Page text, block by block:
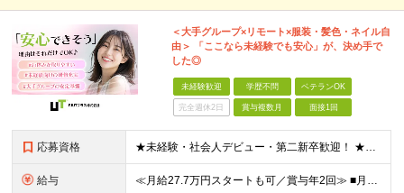
＜大手グループ×リモート×服装・髪色・ネイル自
由＞ 「ここなら未経験でも安心」が、決め手で
した◎
未経験歓迎 学歴不問 ベテランOK
完全週休2日 賞与複数月 面接1回
応募資格 ★未経験・社会人デビュー・第二新卒歓迎！ ★フリーターやブランクのある方も大歓迎！ ★20～40代幅広く活躍中 ■学歴不問 ＼こんな方にピッタリ／ --------------------- □ 正
給与 ≪月給27.7万円スタートも可／賞与年2回≫ ■月給21万円～27.7万円＋各種手当＋賞与年2回 ※給与は勤務地に応じて変更します ※年齢や経験・スキルなどを考慮して決定します ※時間外手当は全額支給